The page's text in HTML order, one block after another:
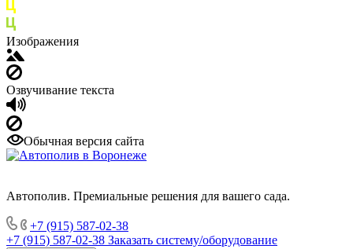
Изображения
Озвучивание текста
Обычная версия сайта
Автополив. Премиальные решения для вашего сада.
+7 (915) 587-02-38
+7 (915) 587-02-38 Заказать систему/оборудование